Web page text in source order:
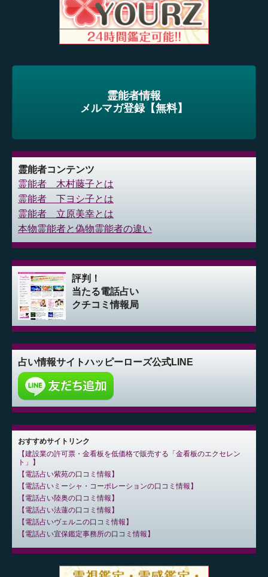
霊能者情報
メルマガ登録【無料】
霊能者コンテンツ
霊能者 木村藤子とは
霊能者 下ヨシ子とは
霊能者 立原美幸とは
本物霊能者と偽物霊能者の違い
評判！
当たる電話占い
クチコミ情報局
占い情報サイトハッピーローズ公式LINE
おすすめサイトリンク
建設業の許可票・金看板を低価格で販売する「金看板のエクセレン
ト」
電話占い紫苑の口コミ情報
電話占いミーシャ・コーポレーションの口コミ情報
電話占い陸奥の口コミ情報
電話占い法蓮の口コミ情報
電話占いヴェルニの口コミ情報
電話占い宜保鑑定事務所の口コミ情報